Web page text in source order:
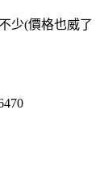
少(價格也威了